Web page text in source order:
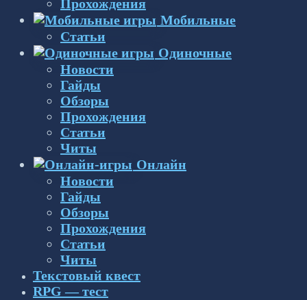
Прохождения
Мобильные
Статьи
Одиночные
Новости
Гайды
Обзоры
Прохождения
Статьи
Читы
Онлайн
Новости
Гайды
Обзоры
Прохождения
Статьи
Читы
Текстовый квест
RPG — тест